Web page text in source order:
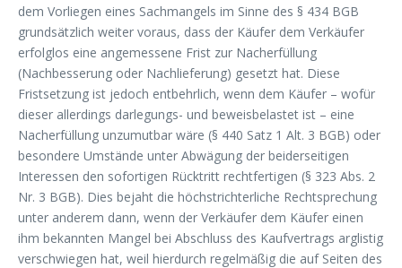
dem Vorliegen eines Sachmangels im Sinne des § 434 BGB
grundsätzlich weiter voraus, dass der Käufer dem Verkäufer
erfolglos eine angemessene Frist zur Nacherfüllung
(Nachbesserung oder Nachlieferung) gesetzt hat. Diese
Fristsetzung ist jedoch entbehrlich, wenn dem Käufer – wofür
dieser allerdings darlegungs- und beweisbelastet ist – eine
Nacherfüllung unzumutbar wäre (§ 440 Satz 1 Alt. 3 BGB) oder
besondere Umstände unter Abwägung der beiderseitigen
Interessen den sofortigen Rücktritt rechtfertigen (§ 323 Abs. 2
Nr. 3 BGB). Dies bejaht die höchstrichterliche Rechtsprechung
unter anderem dann, wenn der Verkäufer dem Käufer einen
ihm bekannten Mangel bei Abschluss des Kaufvertrags arglistig
verschwiegen hat, weil hierdurch regelmäßig die auf Seiten des